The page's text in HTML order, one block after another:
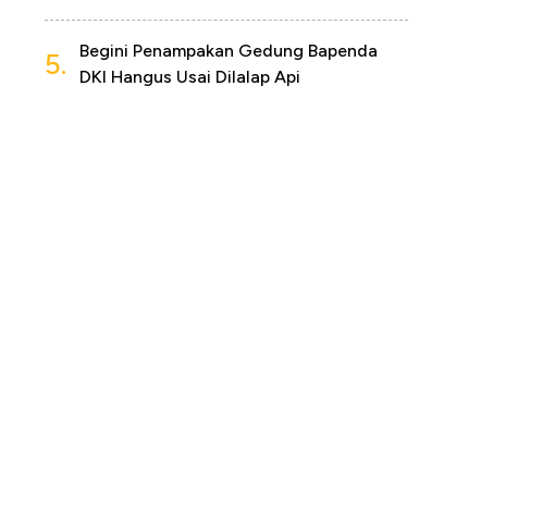
5.
Begini Penampakan Gedung Bapenda
DKI Hangus Usai Dilalap Api